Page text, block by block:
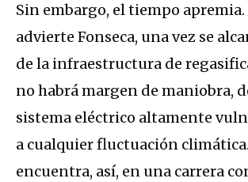
Sin embargo, el tiempo apremia.
advierte Fonseca, una vez se
de la infraestructura de
no habrá margen de maniobra,
sistema eléctrico altamente
a cualquier fluctuación
encuentra, así, en una carrera